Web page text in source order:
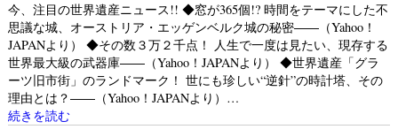
今、注目の世界遺産ニュース!! ◆窓が365個!? 時間をテーマにした不
思議な城、オーストリア・エッゲンベルク城の秘密――（Yahoo！
JAPANより） ◆その数３万２千点！ 人生で一度は見たい、現存する
世界最大級の武器庫――（Yahoo！JAPANより） ◆世界遺産「グラ
ーツ旧市街」のランドマーク！ 世にも珍しい“逆針”の時計塔、その
理由とは？――（Yahoo！JAPANより）…
続きを読む